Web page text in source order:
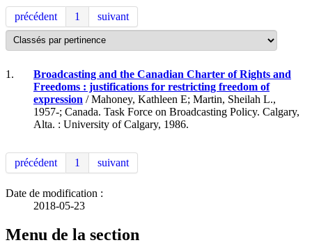
précédent 1 suivant
1.
Broadcasting and the Canadian Charter of Rights and
Freedoms : justifications for restricting freedom of
expression / Mahoney, Kathleen E; Martin, Sheilah L.,
1957-; Canada. Task Force on Broadcasting Policy. Calgary,
Alta. : University of Calgary, 1986.
précédent 1 suivant
Date de modification :
2018-05-23
Menu de la section